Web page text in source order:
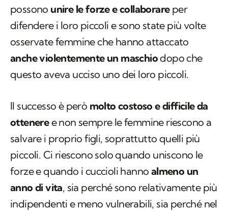
possono unire le forze e collaborareper
difendere i loro piccoli e sono state più volte
osservate femmine che hanno attaccato
anche violentemente un maschiodopo che
questo aveva ucciso uno dei loro piccoli.
Il successo è però molto costoso e difficile da
otteneree non sempre le femmine riescono a
salvare i proprio figli, soprattutto quelli più
piccoli. Ci riescono solo quando uniscono le
forze e quando i cuccioli hanno almeno un
anno di vita, sia perché sono relativamente più
indipendenti e meno vulnerabili, sia perché nel